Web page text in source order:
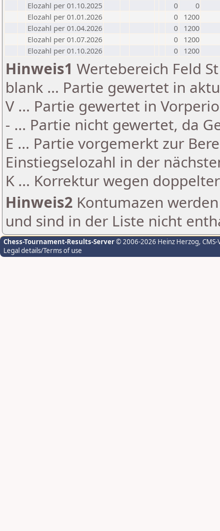
Elozahl per 01.10.2025
0
0
Elozahl per 01.01.2026
0
1200
Elozahl per 01.04.2026
0
1200
Elozahl per 01.07.2026
0
1200
Elozahl per 01.10.2026
0 1200
Hinweis1 Wertebereich Feld
blank ... Partie gewertet in
V ... Partie gewertet in
- ... Partie nicht gewertet, da
E ... Partie vorgemerkt zur
Einstiegselozahl in der
K ... Korrektur wegen
Hinweis2 Kontumazen
und sind in der Liste nicht
Chess-Tournament-Results-Server© 2006-2026 Heinz Herzog,
Legal details/Terms of use